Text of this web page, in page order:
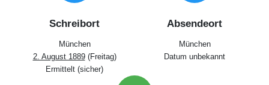
Schreibort
München
2. August 1889(Freitag)
Ermittelt (sicher)
Absendeort
München
Datum unbekannt